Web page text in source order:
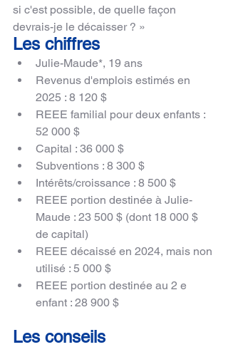
si c'est possible, de quelle façon
devrais-je le décaisser ? »
Les chiffres
Julie-Maude*, 19 ans
Revenus d'emplois estimés en
2025 : 8 120 $
REEE familial pour deux enfants :
52 000 $
Capital : 36 000 $
Subventions : 8 300 $
Intérêts/croissance : 8 500 $
REEE portion destinée à Julie-
Maude : 23 500 $ (dont 18 000 $
de capital)
REEE décaissé en 2024, mais non
utilisé : 5 000 $
REEE portion destinée au 2 e
enfant : 28 900 $
Les conseils